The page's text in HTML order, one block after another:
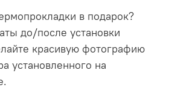
в подарок?
до/после установки
красивую фотографию
установленного на